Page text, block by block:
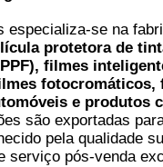
especializa-se na
protetora de
filmes
fotocromáticos,
e produtos
são exportadas
pela qualidade
serviço pós-venda